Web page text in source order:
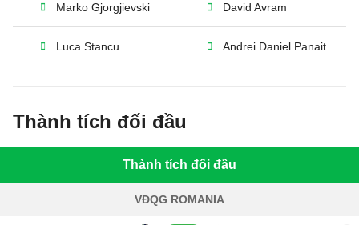
Marko Gjorgjievski David Avram
Luca Stancu Andrei Daniel Panait
Thành tích đối đầu
Thành tích đối đầu
VĐQG ROMANIA